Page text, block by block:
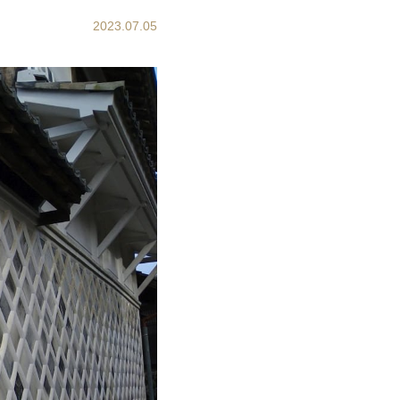
2023.07.05